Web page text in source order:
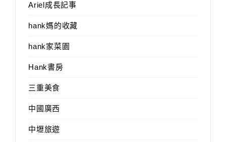
Ariel成長記事
hank媽的收藏
hank家菜園
Hank書房
三重美食
中國廣西
中壢旅遊